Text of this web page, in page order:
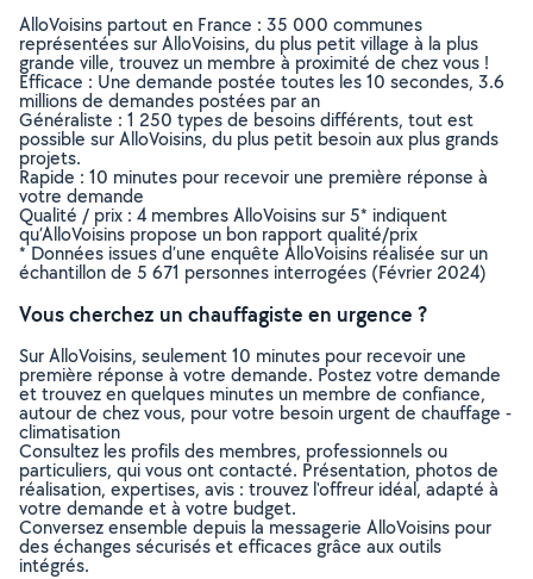
AlloVoisins partout en France : 35 000 communes
représentées sur AlloVoisins, du plus petit village à la plus
grande ville, trouvez un membre à proximité de chez vous !
Efficace : Une demande postée toutes les 10 secondes, 3.6
millions de demandes postées par an
Généraliste : 1 250 types de besoins différents, tout est
possible sur AlloVoisins, du plus petit besoin aux plus grands
projets.
Rapide : 10 minutes pour recevoir une première réponse à
votre demande
Qualité / prix : 4 membres AlloVoisins sur 5* indiquent
qu’AlloVoisins propose un bon rapport qualité/prix
* Données issues d’une enquête AlloVoisins réalisée sur un
échantillon de 5 671 personnes interrogées (Février 2024)
Vous cherchez un chauffagiste en urgence ?
Sur AlloVoisins, seulement 10 minutes pour recevoir une
première réponse à votre demande. Postez votre demande
et trouvez en quelques minutes un membre de confiance,
autour de chez vous, pour votre besoin urgent de chauffage -
climatisation
Consultez les profils des membres, professionnels ou
particuliers, qui vous ont contacté. Présentation, photos de
réalisation, expertises, avis : trouvez l'offreur idéal, adapté à
votre demande et à votre budget.
Conversez ensemble depuis la messagerie AlloVoisins pour
des échanges sécurisés et efficaces grâce aux outils
intégrés.